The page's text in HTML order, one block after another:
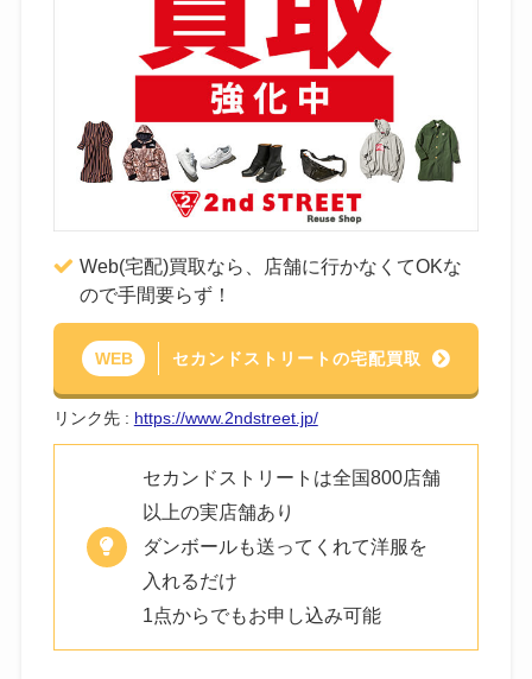
Web(宅配)買取なら、店舗に行かなくてOKな
ので手間要らず！
WEB セカンドストリートの宅配買取
リンク先 : https://www.2ndstreet.jp/
セカンドストリートは全国800店舗
以上の実店舗あり
ダンボールも送ってくれて洋服を
入れるだけ
1点からでもお申し込み可能